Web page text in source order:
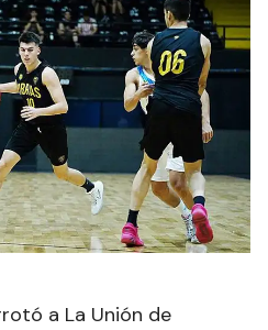
a La Unión de